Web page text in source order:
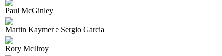
Paul McGinley
Martin Kaymer e Sergio Garcia
Rory McIlroy